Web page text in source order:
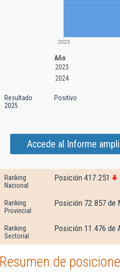
2023
Año
2023
2024
Resultado
2025
Positivo
Accede al Informe
Ranking
Nacional
Posición 417.251
Ranking
Provincial
Posición 72.857 de
Ranking
Sectorial
Posición 11.476 de
Resumen de